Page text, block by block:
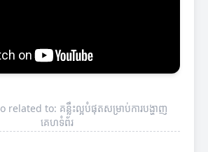
related to: គន្លឹះល្អបំផុតសម្រាប់ការបង្ហាញ
គេហទំព័រ